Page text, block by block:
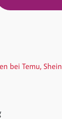
bei Temu,